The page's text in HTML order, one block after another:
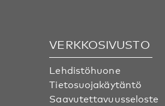
VERKKOSIVUSTO
Lehdistöhuone
Tietosuojakäytäntö
Saavutettavuusseloste